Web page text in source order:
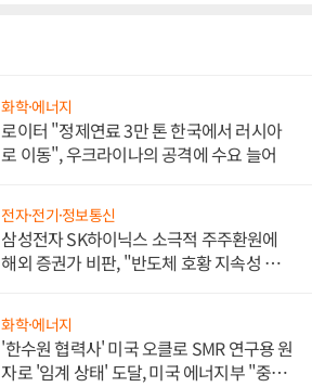
화학·에너지
로이터 "정제연료 3만 톤 한국에서 러시아
로 이동", 우크라이나의 공격에 수요 늘어
전자·전기·정보통신
삼성전자 SK하이닉스 소극적 주주환원에
해외 증권가 비판, "반도체 호황 지속성 의
화학·에너지
'한수원 협력사' 미국 오클로 SMR 연구용 원
자로 '임계 상태' 도달, 미국 에너지부 "중요